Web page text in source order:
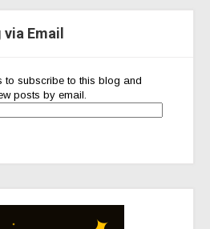
Email
to subscribe to this blog and
posts by email.